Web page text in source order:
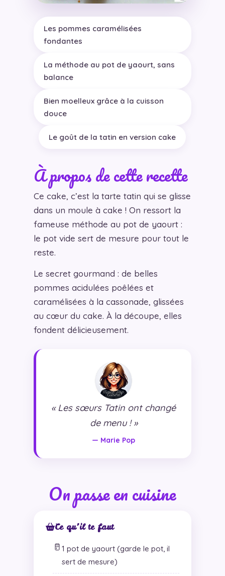
Les pommes caramélisées
fondantes
La méthode au pot de yaourt, sans
balance
Bien moelleux grâce à la cuisson
douce
Le goût de la tatin en version cake
À propos de cette recette
Ce cake, c’est la tarte tatin qui se glisse
dans un moule à cake ! On ressort la
fameuse méthode au pot de yaourt :
le pot vide sert de mesure pour tout le
reste.
Le secret gourmand : de belles
pommes acidulées poêlées et
caramélisées à la cassonade, glissées
au cœur du cake. À la découpe, elles
fondent délicieusement.
« Les sœurs Tatin ont changé
de menu ! »
— Marie Pop
On passe en cuisine
Ce qu’il te faut
🥛 1 pot de yaourt (garde le pot, il
sert de mesure)